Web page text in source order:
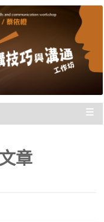
作坊 |
，理念型
，並有實
與群眾互
≡
章